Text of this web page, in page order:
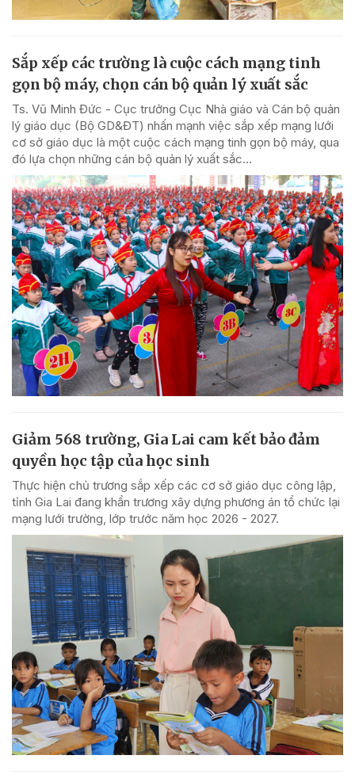
Sắp xếp các trường là cuộc cách mạng tinh
gọn bộ máy, chọn cán bộ quản lý xuất sắc
Ts. Vũ Minh Đức - Cục trưởng Cục Nhà giáo và Cán bộ quản
lý giáo dục (Bộ GD&ĐT) nhấn mạnh việc sắp xếp mạng lưới
cơ sở giáo dục là một cuộc cách mạng tinh gọn bộ máy, qua
đó lựa chọn những cán bộ quản lý xuất sắc...
Giảm 568 trường, Gia Lai cam kết bảo đảm
quyền học tập của học sinh
Thực hiện chủ trương sắp xếp các cơ sở giáo dục công lập,
tỉnh Gia Lai đang khẩn trương xây dựng phương án tổ chức lại
mạng lưới trường, lớp trước năm học 2026 - 2027.